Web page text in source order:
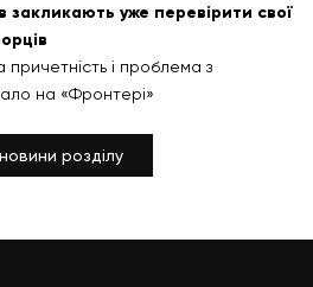
закликають уже перевірити свої
і проблема з
на «Фронтері»
новини розділу